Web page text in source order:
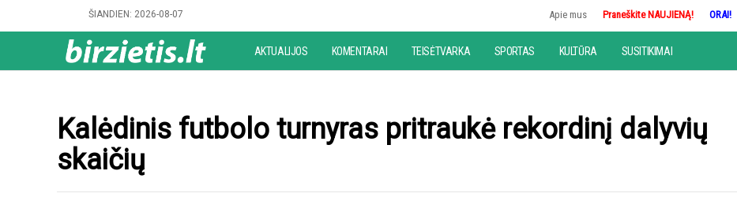
ŠIANDIEN: 2026-08-07 Apie mus Praneškite NAUJIENĄ! ORAI!
Pagrindinė
(Biržietis)
AKTUALIJOS KOMENTARAI TEISĖTVARKA SPORTAS KULTŪRA SUSITIKIMAI
Kalėdinis futbolo turnyras pritraukė rekordinį dalyvių
skaičių